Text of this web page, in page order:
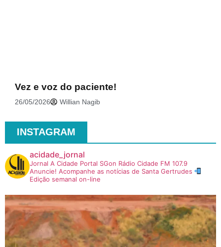
Vez e voz do paciente!
26/05/2026 Willian Nagib
INSTAGRAM
acidade_jornal
Jornal A Cidade Portal SGon Rádio Cidade FM 107.9
Anuncie! Acompanhe as notícias de Santa Gertrudes
Edição semanal on-line